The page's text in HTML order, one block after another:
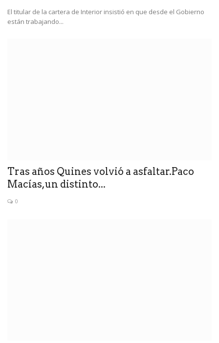
El titular de la cartera de Interior insistió en que desde el Gobierno
están trabajando...
Tras años Quines volvió a asfaltar.Paco
Macías,un distinto...
0